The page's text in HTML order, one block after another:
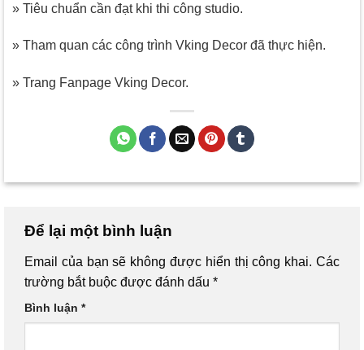
» Tiêu chuẩn cần đạt khi thi công studio.
» Tham quan các công trình Vking Decor đã thực hiện.
» Trang Fanpage Vking Decor.
Để lại một bình luận
Email của bạn sẽ không được hiển thị công khai. Các
trường bắt buộc được đánh dấu *
Bình luận *